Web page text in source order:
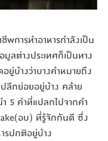
พการทำอาหารกำลังเป็น
ลต่างประเทศก็เป็นทาง
ยู่บ้างว่าบางคำหมายถึง
ปลีกย่อยอยู่บ้าง คล้าย
ำ 5 คำที่แปลกไปจากคำ
อบ) ที่รู้จักกันดี ซึ่ง
รปกติอยู่บ้าง